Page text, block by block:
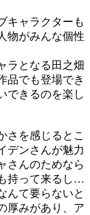
キャラクターも
物がみんな個性
ラとなる田之畑
品でも登場でき
できるのを楽し
さを感じるとこ
デンさんが魅力
さんのためなら
持って来るし…
んて要らないと
厚みがあり、ア